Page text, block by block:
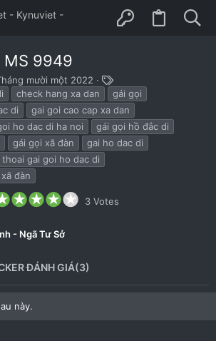
MS 9949
mười một 2022
T
h
ẻ
check hang xa dan
gái gọi
di
gai goi cao cap xa dan
ho dac di ha noi
gái gọi hồ đắc di
gái gọi xã đàn
gai ho dac di
gai goi ho dac di
đàn
4
.
a
r
(
3 Votes
- Ngã Tư Sở
ĐÁNH GIÁ(3)
này.